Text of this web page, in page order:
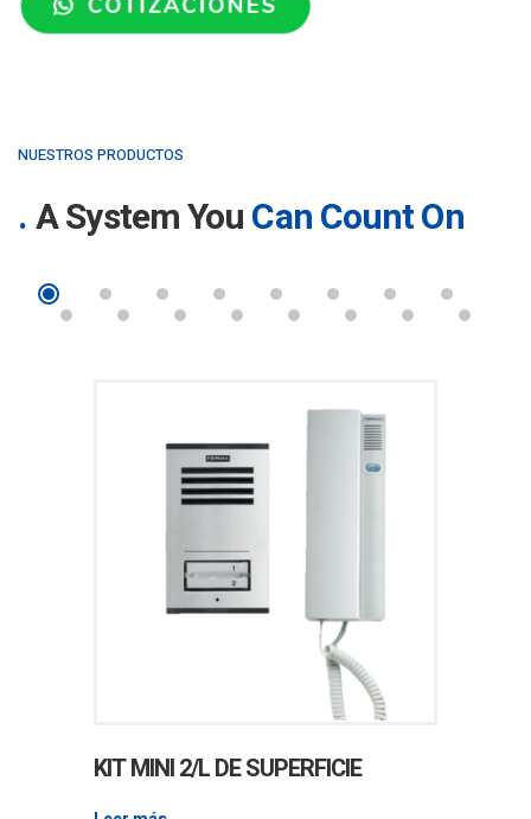
NUESTROS PRODUCTOS
A System YouCan Count On
KIT MINI 2/L DE SUPERFICIE